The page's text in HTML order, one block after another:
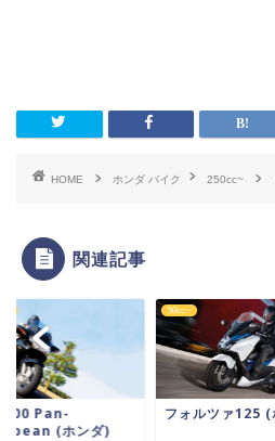
HOME ホンダ バイク 250cc~
関連記事
Pan-
(ホンダ)
50cc~
フォルツァ125 (